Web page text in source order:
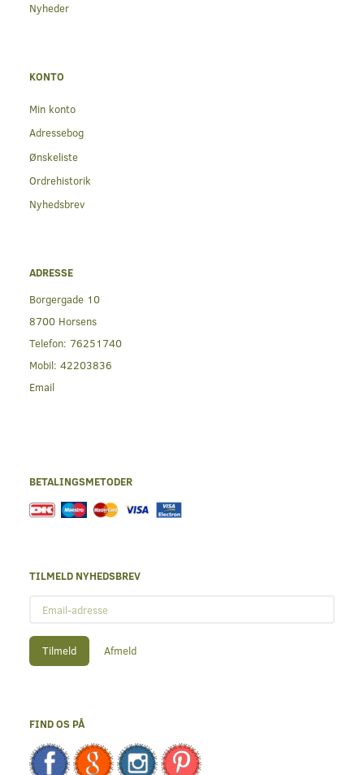
Nyheder
KONTO
Min konto
Adressebog
Ønskeliste
Ordrehistorik
Nyhedsbrev
ADRESSE
Borgergade 10
8700 Horsens
Telefon: 76251740
Mobil: 42203836
Email
BETALINGSMETODER
TILMELD NYHEDSBREV
adresse
Tilmeld Afmeld
FIND OS PÅ